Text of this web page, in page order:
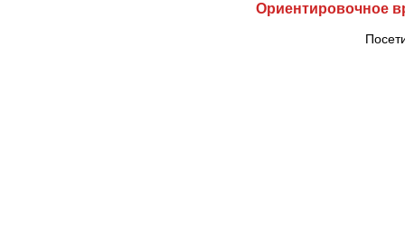
Ориентировочное